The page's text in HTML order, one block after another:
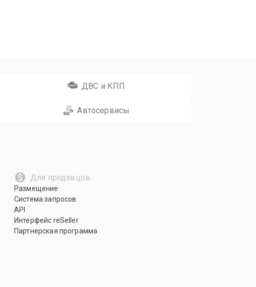
ДВС и КПП
Автосервисы
Для продавцов
Размещение
Система запросов
API
Интерфейс reSeller
Партнерская программа